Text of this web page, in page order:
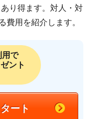
り得ます。対人・対
費用を紹介します。
用で
ント
ート